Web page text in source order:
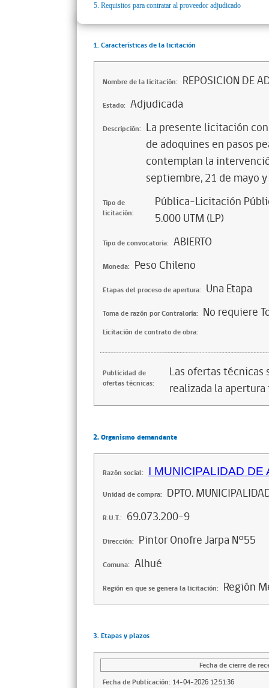
5. Requisitos para contratar al proveedor adjudicado
1. Características de la licitación
Nombre de la licitación: REPOSICION DE
Estado: Adjudicada
Descripción: La presente licitación
de adoquines en pasos
contemplan la
septiembre, 21 de mayo
Tipo de
licitación:
Pública-Licitación
5.000 UTM (LP)
Tipo de convocatoria: ABIERTO
Moneda: Peso Chileno
Etapas del proceso de apertura: Una Etapa
Toma de razón por Contraloría: No requiere
Licitación de contrato de obra:
Publicidad de
ofertas técnicas:
Las ofertas
realizada la
2. Organismo demandante
Razón social: I MUNICIPALIDAD DE
Unidad de compra: DPTO.
R.U.T.: 69.073.200-9
Dirección: Pintor Onofre Jarpa N°55
Comuna: Alhué
Región en que se genera la licitación: Región
3. Etapas y plazos
Fecha de cierre de
Fecha de Publicación: 14-04-2026 12:51:36